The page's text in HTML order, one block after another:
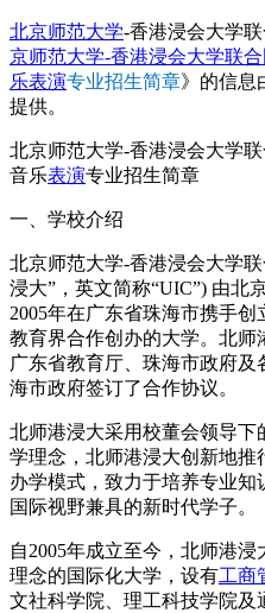
北京师范大学-香港浸会大学
京师范大学-香港浸会大学联
乐表演专业招生简章》的信息
提供。
北京师范大学-香港浸会大学
音乐表演专业招生简章
一、学校介绍
北京师范大学-香港浸会大学
浸大”，英文简称“UIC”) 由北
2005年在广东省珠海市携手
教育界合作创办的大学。北师
广东省教育厅、珠海市政府及
海市政府签订了合作协议。
北师港浸大采用校董会领导
学理念，北师港浸大创新地
办学模式，致力于培养专业
国际视野兼具的新时代学子。
自2005年成立至今，北师港
理念的国际化大学，设有工商
文社科学院、理工科技学院及